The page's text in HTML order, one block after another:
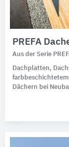
PREFA
Aus der Serie
Dachplatten,
Dächern bei